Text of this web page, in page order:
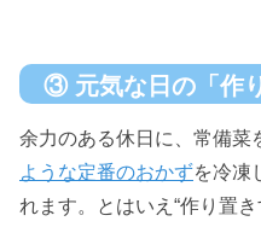
③ 元気な日の「作
余力のある休日に、常備菜
ような定番のおかずを冷凍
れます。とはいえ“作り置